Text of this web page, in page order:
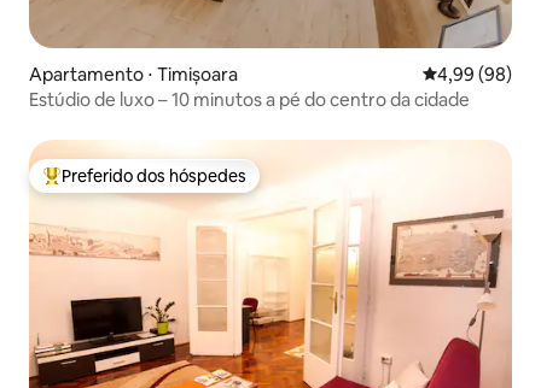
Apartamento ⋅ Timișoara 4,99 de uma
4,99 (98)
Estúdio de luxo – 10 minutos a pé do centro da cidade
Entre os melhores preferidos dos hóspedes
Preferido dos hóspedes